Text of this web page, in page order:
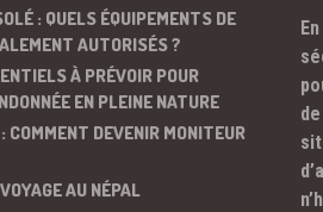
: QUELS ÉQUIPEMENTS DE
AUTORISÉS ?
À PRÉVOIR POUR
EN PLEINE NATURE
COMMENT DEVENIR MONITEUR
AU NÉPAL